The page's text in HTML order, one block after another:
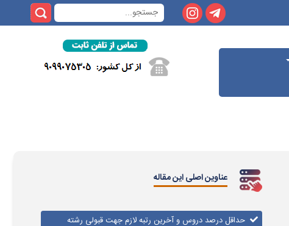
عناوین اصلی این مقاله
حداقل درصد دروس و آخرین رتبه لازم جهت قبولی رشته